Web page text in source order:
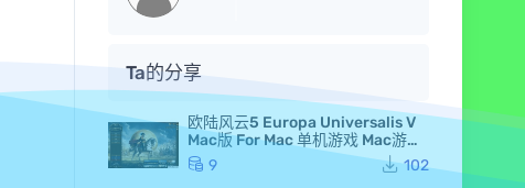
Ta的分享
欧陆风云5 Europa Universalis V
Mac版 For Mac 单机游戏 Mac游戏
高级白金版 全DLC版
9 102